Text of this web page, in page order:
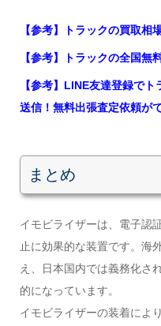
【参考】トラックの買取相
【参考】トラックの全国無
【参考】LINE友達登録で
送信！無料出張査定依頼が
まとめ
イモビライザーは、電子認
止に効果的な装置です。海
え、日本国内では義務化さ
的になっています。
イモビライザーの装着によ